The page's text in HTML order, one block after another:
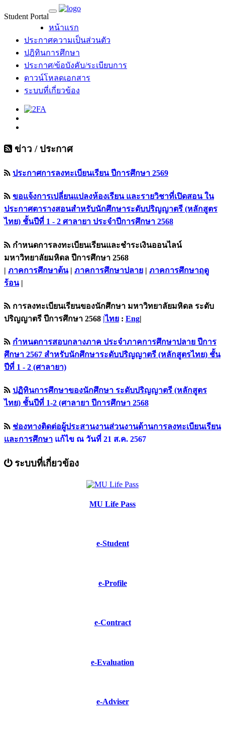
Student Portal
หน้าแรก
ประกาศความเป็นส่วนตัว
ปฎิทินการศึกษา
ประกาศ/ข้อบังคับ/ระเบียบการ
ดาวน์โหลดเอกสาร
ระบบที่เกี่ยวข้อง
ข่าว / ประกาศ
ประกาศการลงทะเบียนเรียน ปีการศึกษา 2569
ขอแจ้งการเปลี่ยนแปลงห้องเรียน และรายวิชาที่เปิดสอน ใน
ประกาศตารางสอนสำหรับนักศึกษาระดับปริญญาตรี (หลักสูตร
ไทย) ชั้นปีที่ 1 - 2 ศาลายา ประจำปีการศึกษา 2568
กำหนดการลงทะเบียนเรียนและชำระเงินออนไลน์
มหาวิทยาลัยมหิดล ปีการศึกษา 2568
| ภาคการศึกษาต้น| ภาคการศึกษาปลาย | ภาคการศึกษาฤดู
ร้อน|
การลงทะเบียนเรียนของนักศึกษา มหาวิทยาลัยมหิดล ระดับ
ปริญญาตรี ปีการศึกษา 2568 |ไทย : Eng|
กำหนดการสอบกลางภาค ประจำภาคการศึกษาปลาย ปีการ
ศึกษา 2567 สำหรับนักศึกษาระดับปริญญาตรี (หลักสูตรไทย) ชั้น
ปีที่ 1 - 2 (ศาลายา)
ปฏิทินการศึกษาของนักศึกษา ระดับปริญญาตรี (หลักสูตร
ไทย) ชั้นปีที่ 1-2 (ศาลายา ปีการศึกษา 2568
ช่องทางติดต่อผู้ประสานงานส่วนงานด้านการลงทะเบียนเรียน
เเละการศึกษา แก้ไข ณ วันที่ 21 ส.ค. 2567
ระบบที่เกี่ยวข้อง
MU Life Pass
e-Student
e-Profile
e-Contract
e-Evaluation
e-Adviser